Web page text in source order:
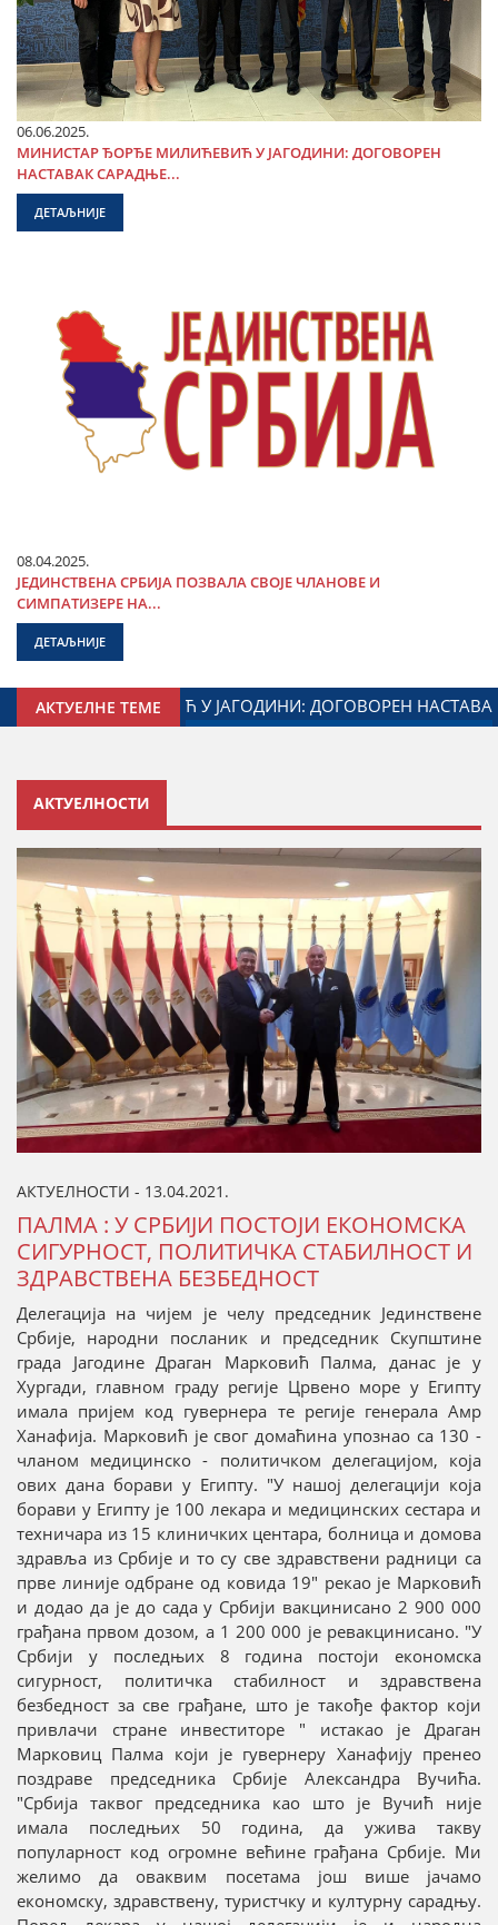
06.06.2025.
МИНИСТАР ЂОРЂЕ МИЛИЋЕВИЋ У ЈАГОДИНИ: ДОГОВОРЕН
НАСТАВАК САРАДЊЕ...
ДЕТАЉНИЈЕ
08.04.2025.
ЈЕДИНСТВЕНА СРБИЈА ПОЗВАЛА СВОЈЕ ЧЛАНОВЕ И
СИМПАТИЗЕРЕ НА...
ДЕТАЉНИЈЕ
АКТУЕЛНЕ ТЕМЕЗАДУЖЕНОГ ЗА ОДНОСЕ СА ДИЈАСПОРОМ
АКТУЕЛНОСТИ
АКТУЕЛНОСТИ - 13.04.2021.
ПАЛМА : У СРБИЈИ ПОСТОЈИ ЕКОНОМСКА
СИГУРНОСТ, ПОЛИТИЧКА СТАБИЛНОСТ И
ЗДРАВСТВЕНА БЕЗБЕДНОСТ
Делегација на чијем је челу председник Јединствене
Србије, народни посланик и председник Скупштине
града Јагодине Драган Марковић Палма, данас је у
Хургади, главном граду регије Црвено море у Египту
имала пријем код гувернера те регије генерала Амр
Ханафија. Марковић је свог домаћина упознао са 130 -
чланом медицинско - политичком делегацијом, која
ових дана борави у Египту. "У нашој делегацији која
борави у Египту је 100 лекара и медицинских сестара и
техничара из 15 клиничких центара, болница и домова
здравља из Србије и то су све здравствени радници са
прве линије одбране од ковида 19" рекао је Марковић
и додао да је до сада у Србији вакцинисано 2 900 000
грађана првом дозом, а 1 200 000 је ревакцинисано. "У
Србији у последњих 8 година постоји економска
сигурност, политичка стабилност и здравствена
безбедност за све грађане, што је такође фактор који
привлачи стране инвеститоре " истакао је Драган
Марковиц Палма који је гувернеру Ханафију пренео
поздраве председника Србије Александра Вучића.
"Србија таквог председника као што је Вучић није
имала последњих 50 година, да ужива такву
популарност код огромне већине грађана Србије. Ми
желимо да оваквим посетама још више јачамо
економску, здравствену, туристчку и културну сарадњу.